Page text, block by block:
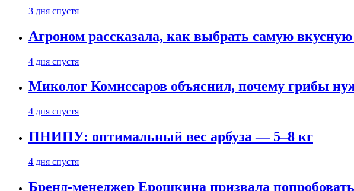
3 дня спустя
Агроном рассказала, как выбрать самую
4 дня спустя
Миколог Комиссаров объяснил, почему грибы
4 дня спустя
ПНИПУ: оптимальный вес арбуза — 5–8 кг
4 дня спустя
Бренд-менеджер Ерошкина призвала